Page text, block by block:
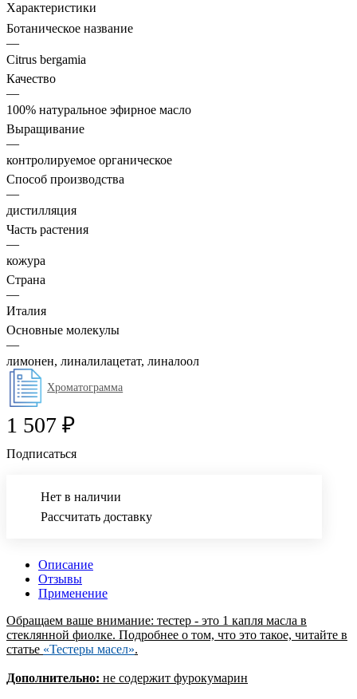
Характеристики
Ботаническое название
—
Citrus bergamia
Качество
—
100% натуральное эфирное масло
Выращивание
—
контролируемое органическое
Способ производства
—
дистилляция
Часть растения
—
кожура
Страна
—
Италия
Основные молекулы
—
лимонен, линалилацетат, линалоол
Хроматограмма
1 507 ₽
Подписаться
Нет в наличии
Рассчитать доставку
Описание
Отзывы
Применение
Обращаем ваше внимание: тестер - это 1 капля масла в
стеклянной фиолке. Подробнее о том, что это такое, читайте в
статье «Тестеры масел».
Дополнительно: не содержит фурокумарин